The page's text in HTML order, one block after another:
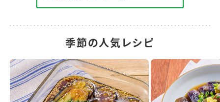
季節の人気レシピ